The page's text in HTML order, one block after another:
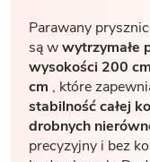
Parawany
są wwytrzymałe
wysokości 200
cm , które
stabilność całej
drobnych
precyzyjny i bez